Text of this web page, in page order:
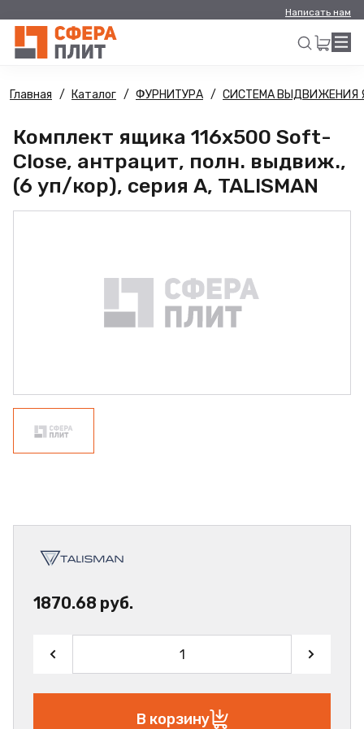
Написать нам
Искать
Главная Каталог ФУРНИТУРА СИСТЕМА ВЫДВИЖЕНИЯ
Комплект ящика 116х500 Soft-
Close, антрацит, полн. выдвиж.,
(6 уп/кор), серия А, TALISMAN
1870.68 руб.
В корзину